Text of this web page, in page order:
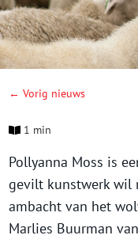
← Vorig nieuws
1 min
Pollyanna Moss is
gevilt kunstwerk wil
ambacht van het
Marlies Buurman